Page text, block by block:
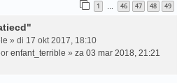
1 … 46 47 48 49
» di 17 okt 2017, 18:10
enfant_terrible » za 03 mar 2018, 21:21